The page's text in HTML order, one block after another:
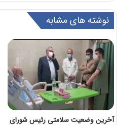
نوشته های مشابه
آخرین وضعیت سلامتی رئیس شورای